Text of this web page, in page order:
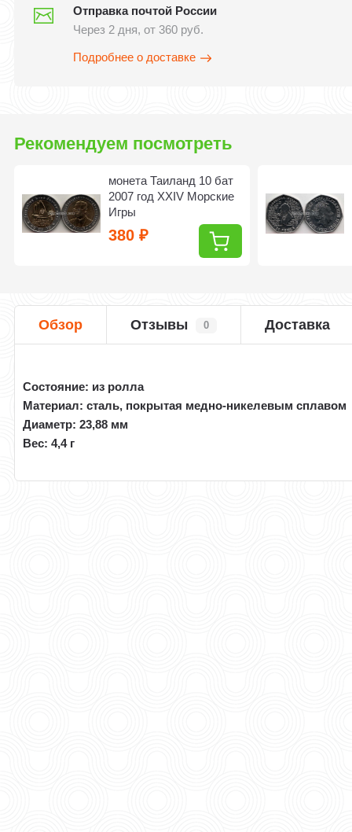
Отправка почтой России
Через 2 дня, от 360 руб.
Подробнее о доставке
Рекомендуем посмотреть
монета Таиланд 10 бат
2007 год XXIV Морские
Игры
380₽
Обзор Отзывы 0 Доставка
Состояние: из ролла
Материал: сталь, покрытая медно-никелевым сплавом
Диаметр: 23,88 мм
Вес: 4,4 г